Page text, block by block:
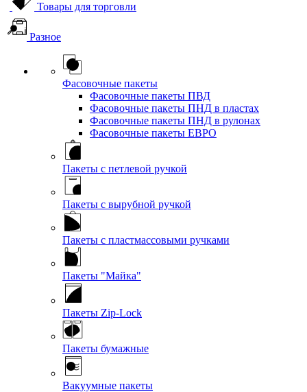
Товары для торговли
Разное
Фасовочные пакеты
Фасовочные пакеты ПВД
Фасовочные пакеты ПНД в пластах
Фасовочные пакеты ПНД в рулонах
Фасовочные пакеты ЕВРО
Пакеты с петлевой ручкой
Пакеты с вырубной ручкой
Пакеты с пластмассовыми ручками
Пакеты "Майка"
Пакеты Zip-Lock
Пакеты бумажные
Вакуумные пакеты